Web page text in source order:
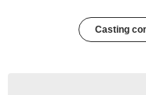
Casting